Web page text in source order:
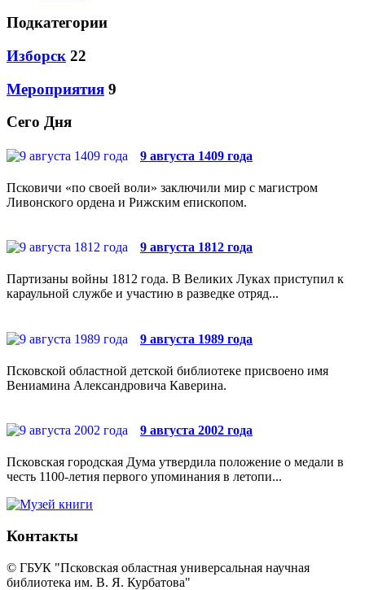
Подкатегории
Изборск 22
Мероприятия 9
Сего Дня
9 августа 1409 года
Псковичи «по своей воли» заключили мир с магистром
Ливонского ордена и Рижским епископом.
9 августа 1812 года
Партизаны войны 1812 года. В Великих Луках приступил к
караульной службе и участию в разведке отряд...
9 августа 1989 года
Псковской областной детской библиотеке присвоено имя
Вениамина Александровича Каверина.
9 августа 2002 года
Псковская городская Дума утвердила положение о медали в
честь 1100-летия первого упоминания в летопи...
Контакты
© ГБУК "Псковская областная универсальная научная
библиотека им. В. Я. Курбатова"